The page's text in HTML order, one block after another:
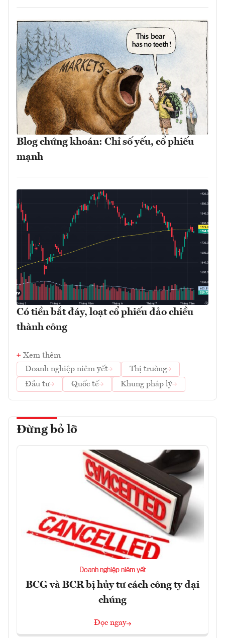
Blog chứng khoán: Chỉ số yếu, cổ phiếu
mạnh
Có tiền bắt đáy, loạt cổ phiếu đảo chiều
thành công
Xem thêm
Doanh nghiệp niêm yết
Thị trường
Đầu tư
Quốc tế Khung pháp lý
Đừng bỏ lỡ
Doanh nghiệp niêm yết
BCG và BCR bị hủy tư cách công ty đại
chúng
Đọc ngay